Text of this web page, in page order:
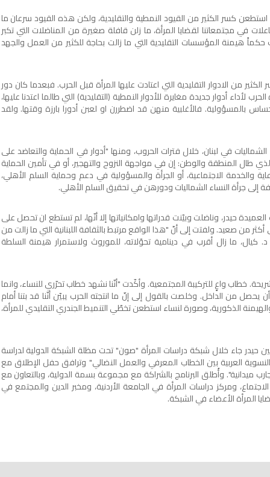
كسر الكثير من القيود النمطية والتقليدية، ولكن هذه القيود سرعان ما
في مجتمعاتنا لقضايا المرأة، ما زلن قافلة صغيرة من المناضلات التي تكبر
هيمنة المؤسسات التقليدية التي ما زالت بحاجة للكثير من العمل والجهد
من الادوار التقليدية التي اعتادت عليها المرأة قبل الحرب. فبعدما كان دور
أدوار جديدة مغايرة للأدوار النمطية (التقليدية) التي طالما اعتدنا عليها،
بالمسؤولية. فالأغلبية منهن قد اضطررن او لعبن أدورا بارزة وقتها. ولقد
في لبنان، خلال فترات الحروب، ومنها "أدوار في الحماية والتعاضد على
طال المنطقة والوطن: إن في مواجهة النزوح والتهجير، أو في تأمين الحماية
والخدمة الاجتماعية، أو الجرأة والمسؤولية في دعم وحماية السلم الأهلي،
إلى جرأة النساء الشماليات ودورهن في تحقيق السلم الأهلي.
حيدر، وناضلت وبيّنت قدراتها وامكانياتها إلا أنّها، لم تستطع ان تحصل على
من صعيد. ولفتت إلى أنّ "هذا الواقع مرتبط بالثقافة اللبنانية التي ما زالت من
ما زال أقرب في دينامية تحوّلاته، للموروث ولاستمرار هيمنة السلطة
خطاب واعٍ للتركيبة المجتمعية. وأكّدت "أنّنا نشهد خطاب تحرّري للنساء، وانما
من الداخل. وخلصت بالقول إلى إنّ ما انتجته الحرب يبيّن أنّنا قد بتنا أمام
الذكورية، وصورة لنساء استطعن تخطّي التنميط الجندري التقليدي للمرأة،
حيدر جاء خلال شبكة دراسات المرأة "صون" تحت مظلة الشبكة الدولية لدراسة
العربية بين الخطاب المعرفي والعمل النضالي" وترافق حفل الإطلاق مع
ميدانية". وأُطلق البرنامج بالشراكة مع مجموعة بسمة الدولية، وبالتعاون مع
ومركز دراسات المرأة في الجامعة الأردنية، ومخبر الدين والمجتمع في